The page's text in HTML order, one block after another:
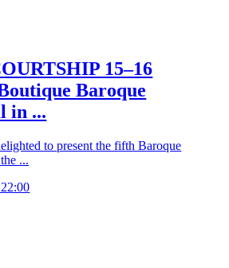
15–16
Baroque
in ...
to present the fifth Baroque
...